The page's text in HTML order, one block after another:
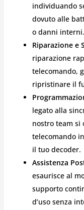
individuando
dovuto alle
o danni interni.
Riparazione e
riparazione
telecomando,
ripristinare il
legato alla
nostro team si
telecomando
il tuo decoder.
Assistenza
esaurisce al
supporto
d’uso senza